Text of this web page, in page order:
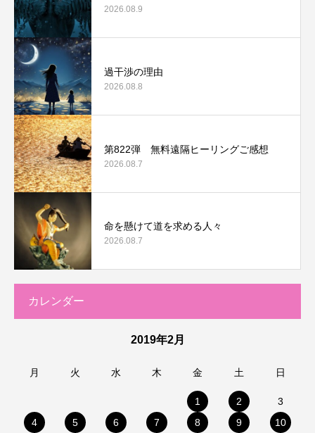
2026.08.9
過干渉の理由
2026.08.8
第822弾 無料遠隔ヒーリングご感想
2026.08.7
命を懸けて道を求める人々
2026.08.7
カレンダー
2019年2月
月 火 水 木 金 土 日
1 2
3
4
5 6 7 8 9
10